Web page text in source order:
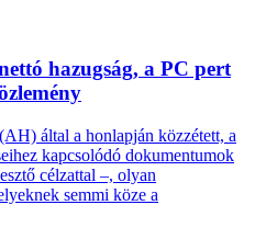
hazugság, a PC pert
által a honlapján közzétett, a
kapcsolódó dokumentumok
célzattal –, olyan
semmi köze a